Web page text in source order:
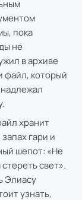
пока
не
в архиве
файл, который
хранит
гари и
шепот: «Не
свет».
Элиасу
узнать,